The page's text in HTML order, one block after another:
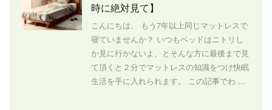
時に絶対見て】
こんにちは、 もう7年以上同じマットレスで
寝ていませんか？ いつもベッドはニトリし
か見に行かないよ、とそんな方に最後まで見
て頂くと２分でマットレスの知識をつけ快眠
生活を手に入れられます。 この記事でわ ...